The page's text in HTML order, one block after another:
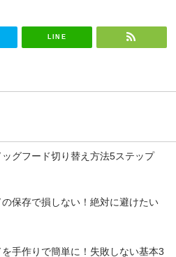
LINE
グフード切り替え方法5ステップ
の保存で損しない！絶対に避けたい
を手作りで簡単に！失敗しない基本3